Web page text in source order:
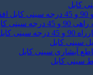
کابل
و 45 درجه سینی کابل
45 درجه سینی کابل
سینی کابل
آبشاری سینی کابل
سینی کابل